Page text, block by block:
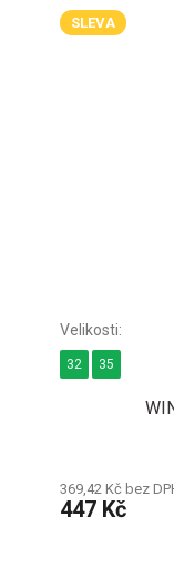
SLEVA
369,42 Kč bez
447 Kč
32 35